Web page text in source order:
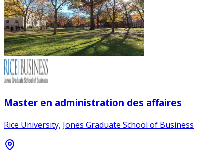
Master en administration des affaires
Rice University, Jones Graduate School of Business